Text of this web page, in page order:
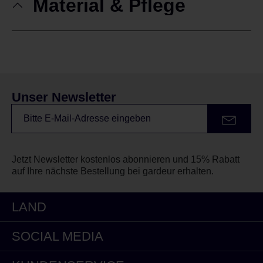
Material & Pflege
Unser Newsletter
Jetzt Newsletter kostenlos abonnieren und 15% Rabatt
auf Ihre nächste Bestellung bei gardeur erhalten.
LAND
SOCIAL MEDIA